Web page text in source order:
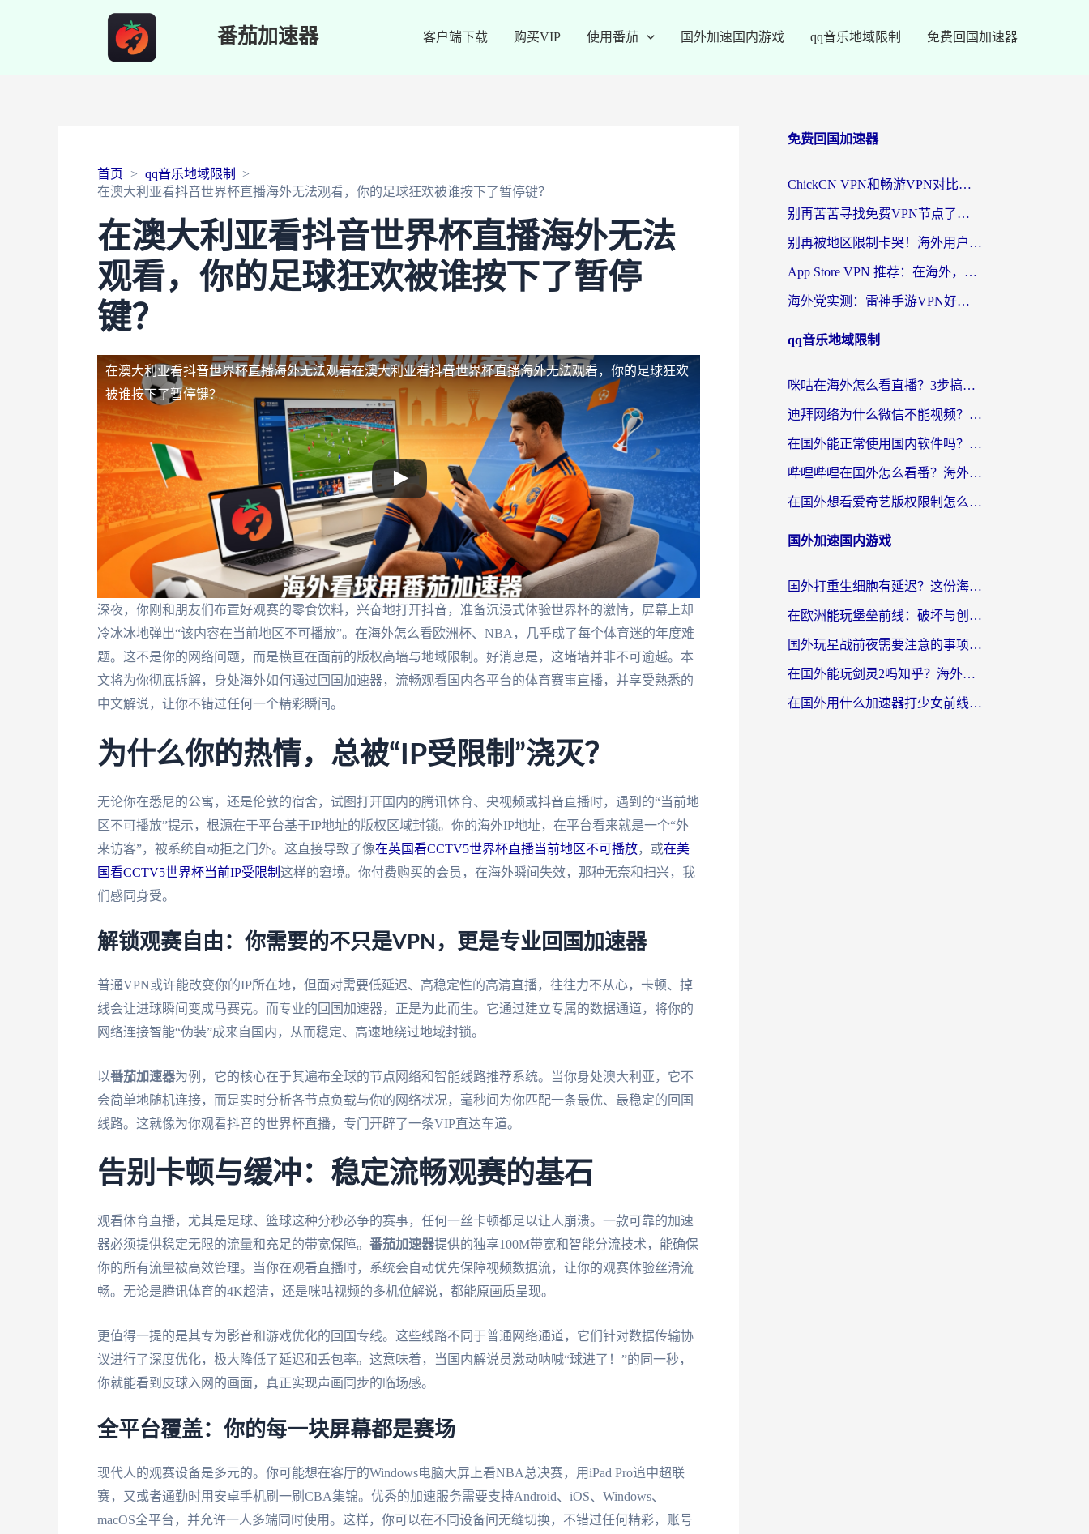
番茄加速器 客户端下载 购买VIP 使用番茄 国外加速国内游戏 qq音乐地域限制 免费回国加速器
首页
qq音乐地域限制
在澳大利亚看抖音世界杯直播海外无法观看，你的足球狂欢被谁按下了暂停键？
在澳大利亚看抖音世界杯直播海外无法
观看，你的足球狂欢被谁按下了暂停
键？
在澳大利亚看抖音世界杯直播海外无法观看在澳大利亚看抖音世界杯直播海外无法观看，你的足球狂欢
被谁按下了暂停键？
深夜，你刚和朋友们布置好观赛的零食饮料，兴奋地打开抖音，准备沉浸式体验世界杯的激情，屏幕上却
冷冰冰地弹出“该内容在当前地区不可播放”。在海外怎么看欧洲杯、NBA，几乎成了每个体育迷的年度难
题。这不是你的网络问题，而是横亘在面前的版权高墙与地域限制。好消息是，这堵墙并非不可逾越。本
文将为你彻底拆解，身处海外如何通过回国加速器，流畅观看国内各平台的体育赛事直播，并享受熟悉的
中文解说，让你不错过任何一个精彩瞬间。
为什么你的热情，总被“IP受限制”浇灭？
无论你在悉尼的公寓，还是伦敦的宿舍，试图打开国内的腾讯体育、央视频或抖音直播时，遇到的“当前地
区不可播放”提示，根源在于平台基于IP地址的版权区域封锁。你的海外IP地址，在平台看来就是一个“外
来访客”，被系统自动拒之门外。这直接导致了像在英国看CCTV5世界杯直播当前地区不可播放，或在美
国看CCTV5世界杯当前IP受限制 这样的窘境。你付费购买的会员，在海外瞬间失效，那种无奈和扫兴，我
们感同身受。
解锁观赛自由：你需要的不只是VPN，更是专业回国加速器
普通VPN或许能改变你的IP所在地，但面对需要低延迟、高稳定性的高清直播，往往力不从心，卡顿、掉
线会让进球瞬间变成马赛克。而专业的回国加速器，正是为此而生。它通过建立专属的数据通道，将你的
网络连接智能“伪装”成来自国内，从而稳定、高速地绕过地域封锁。
以番茄加速器为例，它的核心在于其遍布全球的节点网络和智能线路推荐系统。当你身处澳大利亚，它不
会简单地随机连接，而是实时分析各节点负载与你的网络状况，毫秒间为你匹配一条最优、最稳定的回国
线路。这就像为你观看抖音的世界杯直播，专门开辟了一条VIP直达车道。
告别卡顿与缓冲：稳定流畅观赛的基石
观看体育直播，尤其是足球、篮球这种分秒必争的赛事，任何一丝卡顿都足以让人崩溃。一款可靠的加速
器必须提供稳定无限的流量和充足的带宽保障。 番茄加速器提供的独享100M带宽和智能分流技术，能确保
你的所有流量被高效管理。当你在观看直播时，系统会自动优先保障视频数据流，让你的观赛体验丝滑流
畅。无论是腾讯体育的4K超清，还是咪咕视频的多机位解说，都能原画质呈现。
更值得一提的是其专为影音和游戏优化的回国专线。这些线路不同于普通网络通道，它们针对数据传输协
议进行了深度优化，极大降低了延迟和丢包率。这意味着，当国内解说员激动呐喊“球进了！”的同一秒，
你就能看到皮球入网的画面，真正实现声画同步的临场感。
全平台覆盖：你的每一块屏幕都是赛场
现代人的观赛设备是多元的。你可能想在客厅的Windows电脑大屏上看NBA总决赛，用iPad Pro追中超联
赛，又或者通勤时用安卓手机刷一刷CBA集锦。优秀的加速服务需要支持Android、iOS、Windows、
macOS全平台，并允许一人多端同时使用。这样，你可以在不同设备间无缝切换，不错过任何精彩，账号
免费回国加速器
ChickCN VPN和畅游VPN对比哪个回国效果更好？海外党必看的回国加速器选择指南
别再苦苦寻找免费VPN节点了，这才是海外访问国内资源的正确姿势
别再被地区限制卡哭！海外用户vpn中国下载全攻略，无缝刷剧办公社交
App Store VPN 推荐：在海外，如何找回那扇回家的“任意门”？
海外党实测：雷神手游VPN好用吗？和闪电VPN对比哪个回国效果更好？附小众工具深度测评
qq音乐地域限制
咪咕在海外怎么看直播？3步搞定地域限制，还能畅看腾讯视频与国内热剧
迪拜网络为什么微信不能视频？海外党必看的回国加速全攻略
在国外能正常使用国内软件吗？海外党亲测有效的无缝访问指南
哔哩哔哩在国外怎么看番？海外党追剧看片的终极解决方案
在国外想看爱奇艺版权限制怎么办？海外华人必看的追剧自由指南
国外加速国内游戏
国外打重生细胞有延迟？这份海外畅玩国服游戏加速器终极指南请收好
在欧洲能玩堡垒前线：破坏与创造吗？海外党国服游戏不卡顿的秘密
国外玩星战前夜需要注意的事项：一份来自老玩家的网络生存指南
在国外能玩剑灵2吗知乎？海外党亲测有效的国服游戏加速指南
在国外用什么加速器打少女前线：云图计划不卡？一个老玩家的掏心分享